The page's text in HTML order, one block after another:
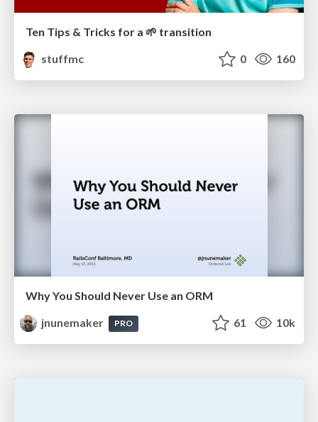
Ten Tips & Tricks for a 🌱 transition
stuffmc
0 160
Why You Should Never Use an ORM
jnunemaker
PRO 61 10k